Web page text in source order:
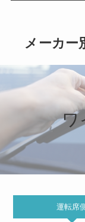
メーカー
ワ
運転席側